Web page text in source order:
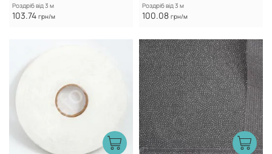
Роздріб від 3 м
103.74 грн/м
Роздріб від 3 м
100.08 грн/м